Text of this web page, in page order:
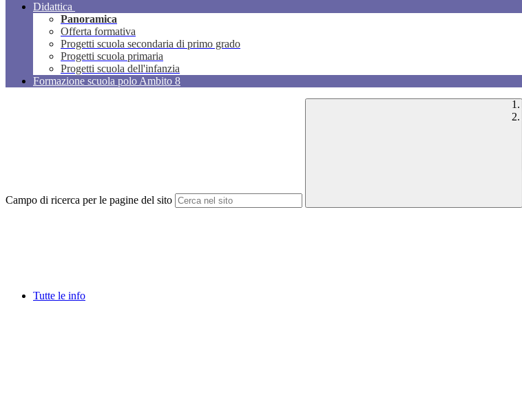
Didattica
Panoramica
Offerta formativa
Progetti scuola secondaria di primo grado
Progetti scuola primaria
Progetti scuola dell'infanzia
Formazione scuola polo Ambito 8
Campo di ricerca per le pagine del sito
Tutte le info